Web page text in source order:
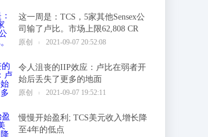
这一周是：TCS，5家其他Sensex公
司输了卢比。市场上限62,808 CR
原创 2021-09-07 20:52:08
令人沮丧的IIP效应：卢比在弱者开
始后丢失了更多的地面
原创 2021-09-07 19:52:11
慢慢开始盈利; TCS美元收入增长降
至4年的低点